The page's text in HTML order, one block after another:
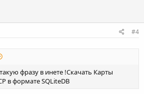
#4
фразу в инете !Скачать Карты
в формате SQLiteDB